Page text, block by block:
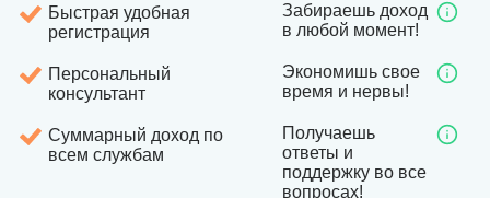
Быстрая удобная
регистрация
Персональный
консультант
Суммарный доход по
всем службам
Забираешь доход
в любой момент!
Экономишь свое
время и нервы!
Получаешь
ответы и
поддержку во все
вопросах!